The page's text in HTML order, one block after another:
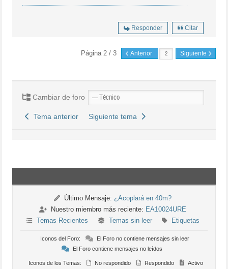
Responder Citar
Página 2 / 3 Anterior Siguiente
Cambiar de foro
Tema anterior Siguiente tema
Último Mensaje: ¿Acoplará en 40m?
Nuestro miembro más reciente: EA10024URE
Temas Recientes
Temas sin leer Etiquetas
Iconos del Foro:
El Foro no contiene mensajes sin leer
El Foro contiene mensajes no leídos
Iconos de los Temas: No respondido Respondido
Activo